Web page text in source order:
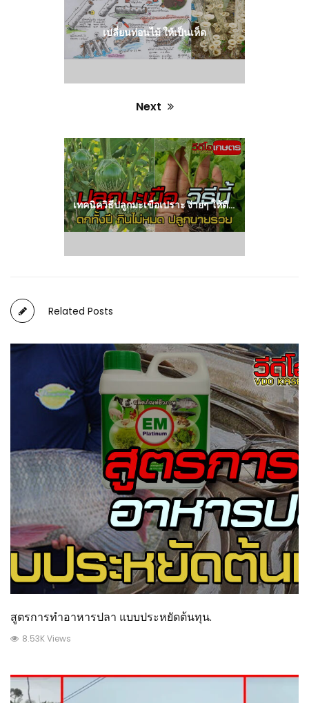
เปลี่ยนท่อนไม้ ให้เป็นเห็ด
Next
Next
post:
เทคนิควิธีปลูกมะเขือเปราะ ง่ายๆ ให้ติดผลดกได้ตลอดทั้งปี
Related Posts
สูตรการทำอาหารปลา แบบประหยัดต้นทุน.
8.53K Views